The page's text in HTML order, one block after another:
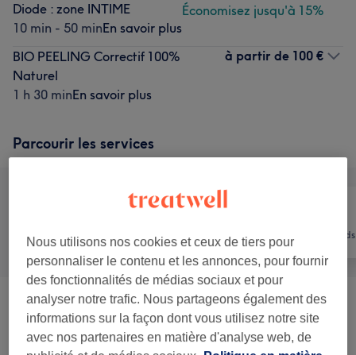
Diode : zone INTIME
10 min - 50 minEn savoir plus
Économisez jusqu'à 15%
BIO PEELING Correctif 100%
Naturel
1 h 30 minEn savoir plus
à partir de 100 €
Parcourir les services
Tout Coiffure Mains & Pieds
Femme - SOIN VISAGE Sur
à partir de 75 €
Nous utilisons nos cookies et ceux de tiers pour
personnaliser le contenu et les annonces, pour fournir
des fonctionnalités de médias sociaux et pour
analyser notre trafic. Nous partageons également des
informations sur la façon dont vous utilisez notre site
avec nos partenaires en matière d'analyse web, de